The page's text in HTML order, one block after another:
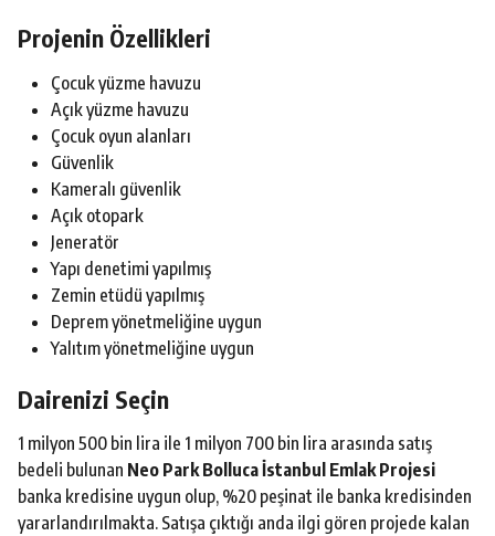
Projenin Özellikleri
Çocuk yüzme havuzu
Açık yüzme havuzu
Çocuk oyun alanları
Güvenlik
Kameralı güvenlik
Açık otopark
Jeneratör
Yapı denetimi yapılmış
Zemin etüdü yapılmış
Deprem yönetmeliğine uygun
Yalıtım yönetmeliğine uygun
Dairenizi Seçin
1 milyon 500 bin lira ile 1 milyon 700 bin lira arasında satış
bedeli bulunan Neo Park Bolluca İstanbul Emlak Projesi
banka kredisine uygun olup, %20 peşinat ile banka kredisinden
yararlandırılmakta. Satışa çıktığı anda ilgi gören projede kalan